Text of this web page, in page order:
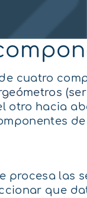
cuatro
hacia
procesa
que